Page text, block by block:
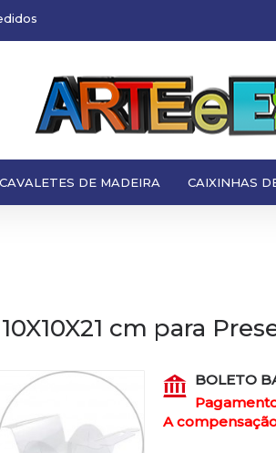
CAVALETES DE MADEIRA CAIXINHAS
cm para
BOLETO
A